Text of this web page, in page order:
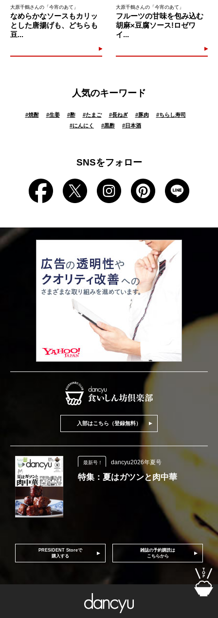
大原千鶴さんの「今宵のあて」
なめらかなソースもカリッ
とした唐揚げも、どちらも
豆...
大原千鶴さんの「今宵のあて」
フルーツの甘味を包み込む
胡麻×豆腐ソース!ロゼワ
イ...
人気のキーワード
#焼酎 #生姜 #酢 #たまご #長ねぎ #豚肉 #ちらし寿司
#にんにく #黒酢 #日本酒
SNSをフォロー
入部はこちら（登録無料）
最新号！ dancyu2026年夏号
特集：夏はガツンと肉中華
PRESIDENT Storeで
購入する
雑誌の予約購読は
こちらから